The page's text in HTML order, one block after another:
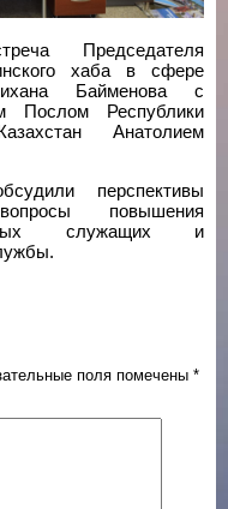
Председателя
хаба в сфере
Байменова с
Послом Республики
Анатолием
перспективы
повышения
служащих и
поля помечены *